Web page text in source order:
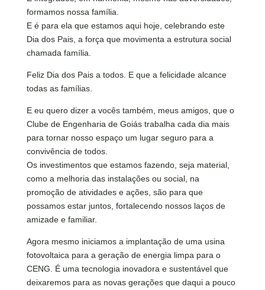
formamos nossa família.
E é para ela que estamos aqui hoje, celebrando este
Dia dos Pais, a força que movimenta a estrutura social
chamada família.
Feliz Dia dos Pais a todos. E que a felicidade alcance
todas as famílias.
E eu quero dizer a vocês também, meus amigos, que o
Clube de Engenharia de Goiás trabalha cada dia mais
para tornar nosso espaço um lugar seguro para a
convivência de todos.
Os investimentos que estamos fazendo, seja material,
como a melhoria das instalações ou social, na
promoção de atividades e ações, são para que
possamos estar juntos, fortalecendo nossos laços de
amizade e familiar.
Agora mesmo iniciamos a implantação de uma usina
fotovoltaica para a geração de energia limpa para o
CENG. É uma tecnologia inovadora e sustentável que
deixaremos para as novas gerações que daqui a pouco